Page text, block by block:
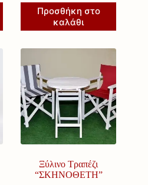
Προσθήκη στο
καλάθι
Ξύλινο Τραπέζι
“ΣΚΗΝΟΘΕΤΗ”